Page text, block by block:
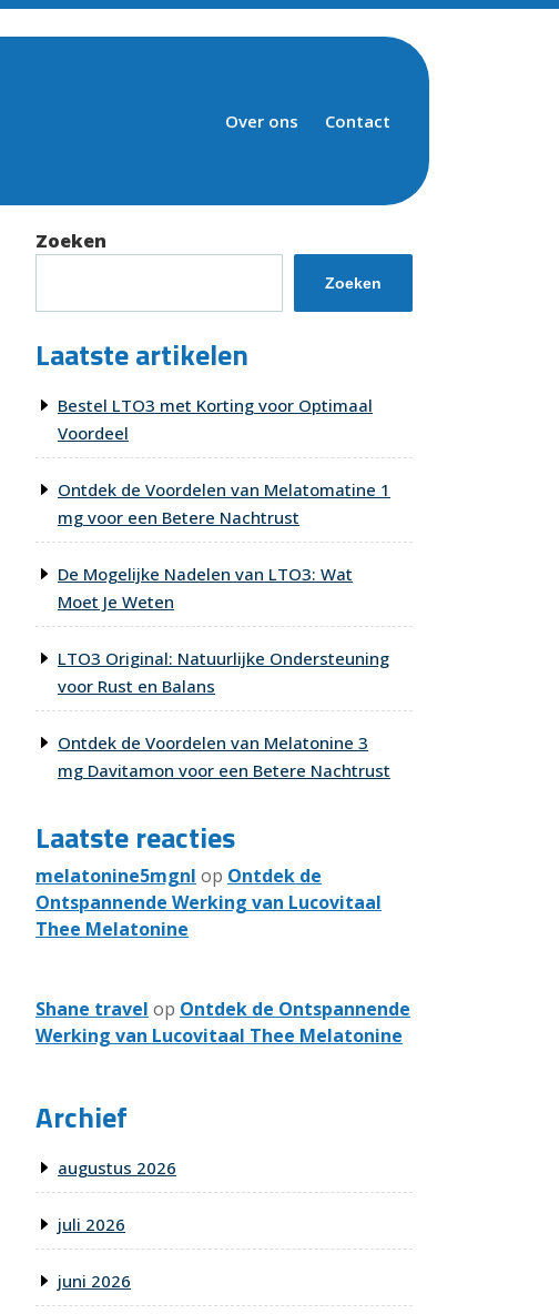
Over ons Contact
Zoeken
Zoeken
Laatste artikelen
Bestel LTO3 met Korting voor Optimaal
Voordeel
Ontdek de Voordelen van Melatomatine 1
mg voor een Betere Nachtrust
De Mogelijke Nadelen van LTO3: Wat
Moet Je Weten
LTO3 Original: Natuurlijke Ondersteuning
voor Rust en Balans
Ontdek de Voordelen van Melatonine 3
mg Davitamon voor een Betere Nachtrust
Laatste reacties
melatonine5mgnl op Ontdek de
Ontspannende Werking van Lucovitaal
Thee Melatonine
Shane travel op Ontdek de Ontspannende
Werking van Lucovitaal Thee Melatonine
Archief
augustus 2026
juli 2026
juni 2026